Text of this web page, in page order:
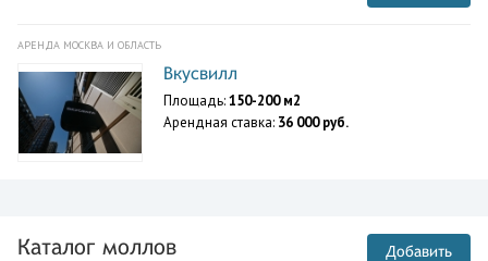
АРЕНДА МОСКВА И ОБЛАСТЬ
Вкусвилл
Площадь:150-200 м2
Арендная ставка: 36 000 руб.
Каталог моллов Добавить